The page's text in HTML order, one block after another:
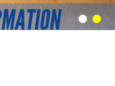
1 2